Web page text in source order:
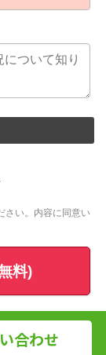
さい。内容に同意い
料)
合わせ